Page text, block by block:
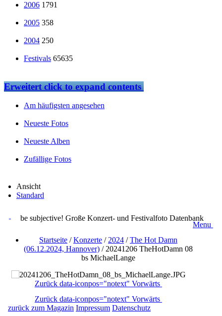
2006 1791
2005 358
2004 250
Festivals 65635
Erweitertclick to expand contents
Am häufigsten angesehen
Neueste Fotos
Neueste Alben
Zufällige Fotos
Ansicht
Standard
be subjective! Große Konzert- und Festivalfoto Datenbank
Menu
Startseite /Konzerte / 2024 /The Hot Damn
(06.12.2024, Hannover) / 20241206 TheHotDamn 08
bs MichaelLange
Zurück data-iconpos="notext" Vorwärts
Zurück data-iconpos="notext" Vorwärts
zurück zum Magazin Impressum Datenschutz